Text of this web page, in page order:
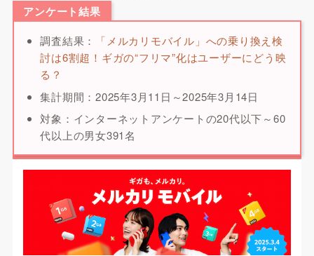
アンケート結果
調査結果：
「メルカリモバイル」への乗り換え検
討は6割超！ギガの“フリマ”化はユーザーにどう映
る？
集計期間：2025年3月11日～2025年3月14日
対象：インターネットアンケートの20代以下～60
代以上の男女391名